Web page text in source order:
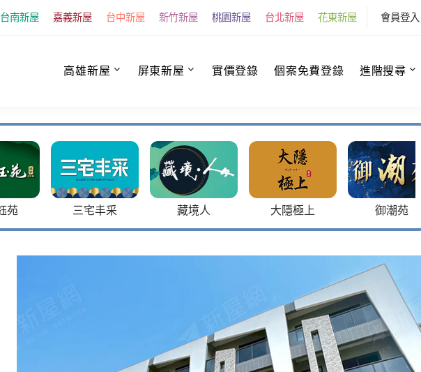
台南新屋 嘉義新屋 台中新屋 新竹新屋 桃園新屋 台北新屋 花東新屋 會員登入
高雄新屋 屏東新屋 實價登錄 個案免費登錄 進階搜尋
三宅丰采 藏境人 大隱極上 御潮苑